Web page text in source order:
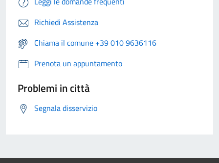
Richiedi Assistenza
Chiama il comune +39 010 9636116
Prenota un appuntamento
Problemi in città
Segnala disservizio